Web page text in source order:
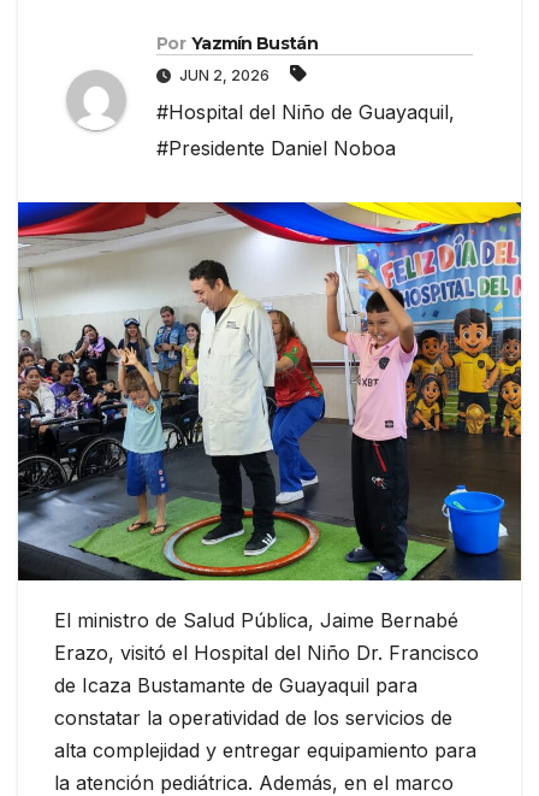
Por Yazmín Bustán
JUN 2, 2026
#Hospital del Niño de Guayaquil,
#Presidente Daniel Noboa
El ministro de Salud Pública, Jaime Bernabé
Erazo, visitó el Hospital del Niño Dr. Francisco
de Icaza Bustamante de Guayaquil para
constatar la operatividad de los servicios de
alta complejidad y entregar equipamiento para
la atención pediátrica. Además, en el marco